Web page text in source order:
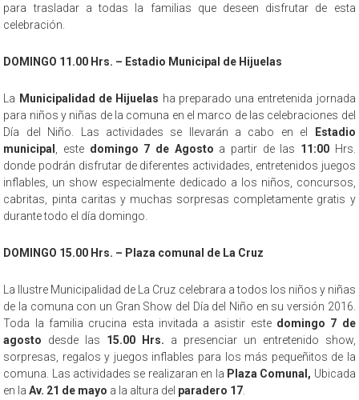
para trasladar a todas la familias que deseen disfrutar de esta
celebración.
DOMINGO 11.00 Hrs. – Estadio Municipal de Hijuelas
La Municipalidad de Hijuelas ha preparado una entretenida jornada
para niños y niñas de la comuna en el marco de las celebraciones del
Día del Niño. Las actividades se llevarán a cabo en el
Estadio
municipal
, este domingo 7 de Agosto a partir de las 11:00Hrs.
donde podrán disfrutar de diferentes actividades, entretenidos juegos
inflables, un show especialmente dedicado a los niños, concursos,
cabritas, pinta caritas y muchas sorpresas completamente gratis y
durante todo el día domingo.
DOMINGO 15.00 Hrs. – Plaza comunal de La Cruz
La Ilustre Municipalidad de La Cruz celebrara a todos los niños y niñas
de la comuna con un Gran Show del Día del Niño en su versión 2016.
Toda la familia crucina esta invitada a asistir este domingo 7 de
agosto desde las 15.00 Hrs. a presenciar un entretenido show,
sorpresas, regalos y juegos inflables para los más pequeñitos de la
comuna. Las actividades se realizaran en la Plaza Comunal , Ubicada
en la Av. 21 de mayo a la altura del paradero 17